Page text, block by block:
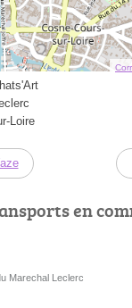
Loire
en
Marechal Leclerc